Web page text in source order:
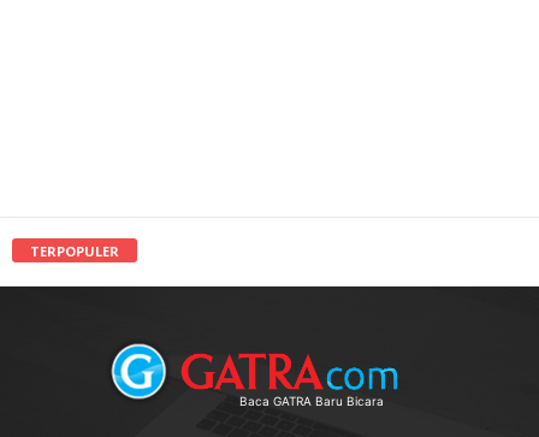
TERPOPULER
Baca GATRA Baru Bicara